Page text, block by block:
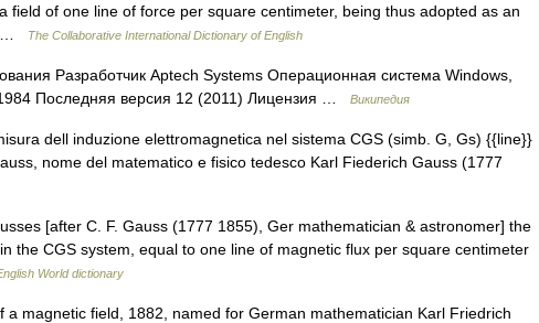
field of one line of force per square centimeter, being thus adopted as an
…
The Collaborative International Dictionary of English
Разработчик Aptech Systems Операционная система Windows,
Последняя версия 12 (2011) Лицензия …
Википедия
dell induzione elettromagnetica nel sistema CGS (simb. G, Gs) {{line}}
nome del matematico e fisico tedesco Karl Fiederich Gauss (1777
[after C. F. Gauss (1777 1855), Ger mathematician & astronomer] the
the CGS system, equal to one line of magnetic flux per square centimeter
World dictionary
magnetic field, 1882, named for German mathematician Karl Friedrich